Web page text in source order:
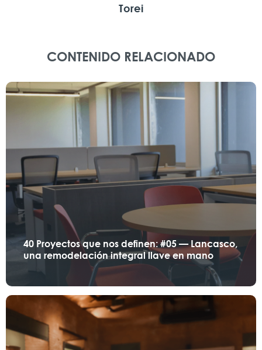
Torei
CONTENIDO RELACIONADO
40 Proyectos que nos definen: #05 — Lancasco,
una remodelación integral llave en mano